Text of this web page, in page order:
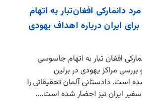
دانمارکی افغان‌تبار به اتهام
ایران درباره اهداف یهودی
افغان تبار به اتهام جاسوسی
بررسی مراکز یهودی در برلین
است. دادستانی آلمان تحقیقاتی را
سفیر ایران نیز احضار شده است....